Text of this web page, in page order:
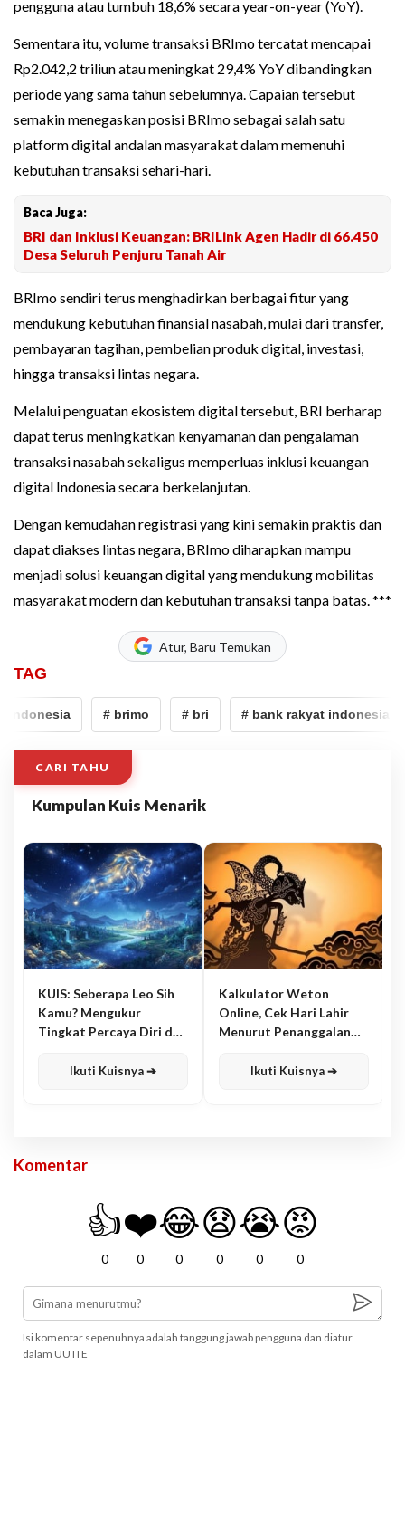
pengguna atau tumbuh 18,6% secara year-on-year (YoY).
Sementara itu, volume transaksi BRImo tercatat mencapai
Rp2.042,2 triliun atau meningkat 29,4% YoY dibandingkan
periode yang sama tahun sebelumnya. Capaian tersebut
semakin menegaskan posisi BRImo sebagai salah satu
platform digital andalan masyarakat dalam memenuhi
kebutuhan transaksi sehari-hari.
Baca Juga:
BRI dan Inklusi Keuangan: BRILink Agen Hadir di 66.450
Desa Seluruh Penjuru Tanah Air
BRImo sendiri terus menghadirkan berbagai fitur yang
mendukung kebutuhan finansial nasabah, mulai dari transfer,
pembayaran tagihan, pembelian produk digital, investasi,
hingga transaksi lintas negara.
Melalui penguatan ekosistem digital tersebut, BRI berharap
dapat terus meningkatkan kenyamanan dan pengalaman
transaksi nasabah sekaligus memperluas inklusi keuangan
digital Indonesia secara berkelanjutan.
Dengan kemudahan registrasi yang kini semakin praktis dan
dapat diakses lintas negara, BRImo diharapkan mampu
menjadi solusi keuangan digital yang mendukung mobilitas
masyarakat modern dan kebutuhan transaksi tanpa batas. ***
Atur, Baru Temukan
TAG
# brimo # bri # bank rakyat indonesia
CARI TAHU
Kumpulan Kuis Menarik
KUIS: Seberapa Leo Sih
Kamu? Mengukur
Tingkat Percaya Diri dan
Ikuti Kuisnya ➔
Kalkulator Weton
Online, Cek Hari Lahir
Menurut Penanggalan
Ikuti Kuisnya ➔
Komentar
👍
0
❤️
0
😂
0
😧
0
😭
0
😡
0
Isi komentar sepenuhnya adalah tanggung jawab pengguna dan diatur
dalam UU ITE